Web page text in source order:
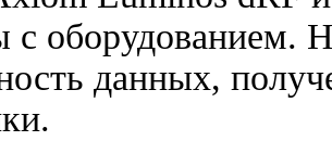
с оборудованием.
данных,